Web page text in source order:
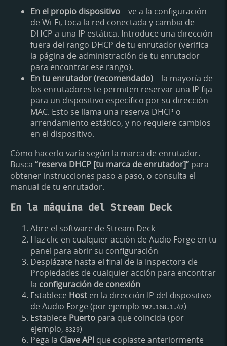
En el propio dispositivo– ve a la configuración
de Wi-Fi, toca la red conectada y cambia de
DHCP a una IP estática. Introduce una dirección
fuera del rango DHCP de tu enrutador (verifica
la página de administración de tu enrutador
para encontrar ese rango).
En tu enrutador (recomendado)– la mayoría de
los enrutadores te permiten reservar una IP fija
para un dispositivo específico por su dirección
MAC. Esto se llama una reserva DHCP o
arrendamiento estático, y no requiere cambios
en el dispositivo.
Cómo hacerlo varía según la marca de enrutador.
Busca “reserva DHCP [tu marca de enrutador]” para
obtener instrucciones paso a paso, o consulta el
manual de tu enrutador.
En la máquina del Stream Deck
Abre el software de Stream Deck
Haz clic en cualquier acción de Audio Forge en tu
panel para abrir su configuración
Desplázate hasta el final de la Inspectora de
Propiedades de cualquier acción para encontrar
la configuración de conexión
Establece Host en la dirección IP del dispositivo
de Audio Forge (por ejemplo 192.168.1.42)
Establece Puerto para que coincida (por
ejemplo, 8329)
Pega la Clave API que copiaste anteriormente